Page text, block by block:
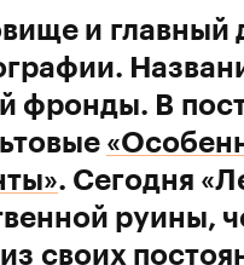
и главный
фронды. В
. Сегодня
руины,
своих